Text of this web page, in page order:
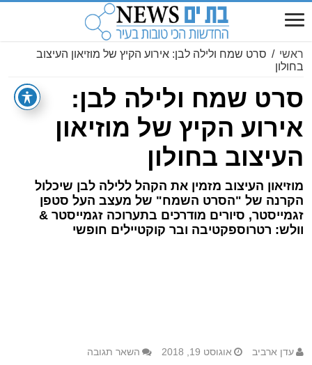
ראשי / סרט שמח ולילה לבן: אירוע הקיץ של מוזיאון העיצוב
בחולון
סרט שמח ולילה לבן:
אירוע הקיץ של מוזיאון
העיצוב בחולון
מוזיאון העיצוב מזמין את הקהל ללילה לבן שיכלול
הקרנה של "הסרט השמח" של מעצב העל סטפן
זגמייסטר, סיורים מודרכים בתערוכה זגמייסטר &
וולש: רטרוספקטיבה ובר קוקטיילים חופשי
עדן ארביב אוגוסט 19, 2018 השאר תגובה